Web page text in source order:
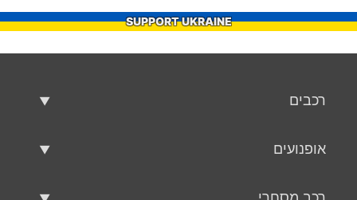
SUPPORT UKRAINE
רכבים
אופנועים